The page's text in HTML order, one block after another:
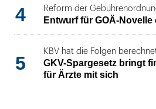
4 Reform der
Entwurf für GOÄ-
5
KBV hat die Folgen
GKV-Spargesetz bringt
für Ärzte mit sich